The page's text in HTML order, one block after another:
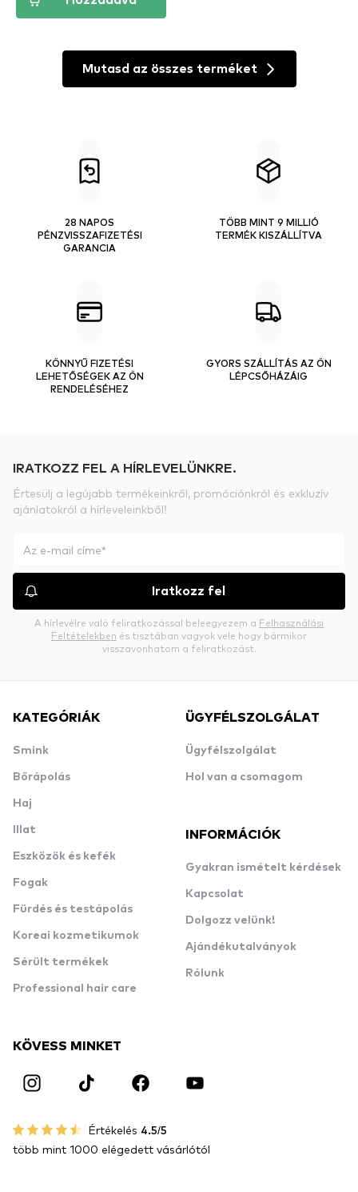
Mutasd az összes terméket
28 NAPOS
PÉNZVISSZAFIZETÉSI
GARANCIA
TÖBB MINT 9 MILLIÓ
TERMÉK KISZÁLLÍTVA
KÖNNYŰ FIZETÉSI
LEHETŐSÉGEK AZ ÖN
RENDELÉSÉHEZ
GYORS SZÁLLÍTÁS AZ ÖN
LÉPCSŐHÁZÁIG
IRATKOZZ FEL A HÍRLEVELÜNKRE.
Értesülj a legújabb termékeinkről, promóciónkról és exkluzív
ajánlatokról a hírleveleinkből!
Iratkozz fel
A hírlevélre való feliratkozással beleegyezem a Felhasználási
Feltételekben és tisztában vagyok vele hogy bármikor
visszavonhatom a feliratkozást.
KATEGÓRIÁK
Smink
Bőrápolás
Haj
Illat
Eszközök és kefék
Fogak
Fürdés és testápolás
Koreai kozmetikumok
Sérült termékek
Professional hair care
ÜGYFÉLSZOLGÁLAT
Ügyfélszolgálat
Hol van a csomagom
INFORMÁCIÓK
Gyakran ismételt kérdések
Kapcsolat
Dolgozz velünk!
Ajándékutalványok
Rólunk
KÖVESS MINKET
Értékelés 4.5/5
több mint 1000 elégedett vásárlótól